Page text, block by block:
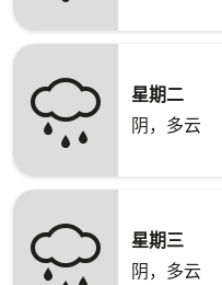
星期二
阴，多云
星期三
阴，多云